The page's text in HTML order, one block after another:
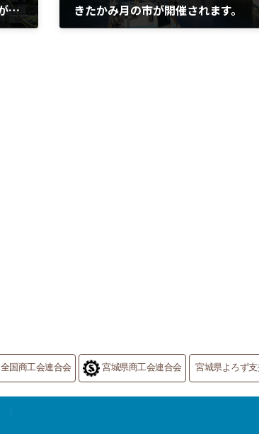
石巻市EC販路開拓支援補助金交付申請が開始されます。 きたかみ月の市が開催されます。
全国商工会連合会 宮城県商工会連合会 宮城県よろず